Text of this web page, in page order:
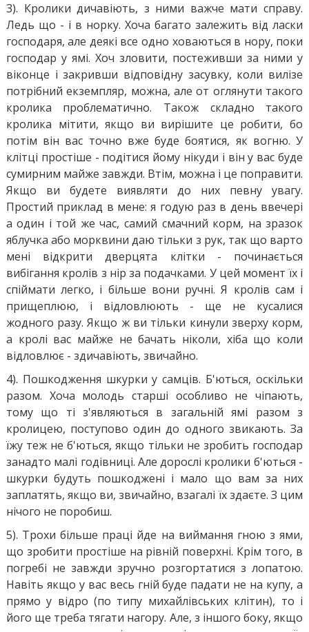
3). Кролики дичавіють, з ними важче мати справу.
Ледь що - і в норку. Хоча багато залежить від ласки
господаря, але деякі все одно ховаються в нору, поки
господар у ямі. Хоч зловити, постеживши за ними у
віконце і закривши відповідну засувку, коли вилізе
потрібний екземпляр, можна, але от оглянути такого
кролика проблематично. Також складно такого
кролика мітити, якщо ви вирішите це робити, бо
потім він вас точно вже буде боятися, як вогню. У
клітці простіше - подітися йому нікуди і він у вас буде
сумирним майже завжди. Втім, можна і це поправити.
Якщо ви будете виявляти до них певну увагу.
Простий приклад в мене: я годую раз в день ввечері
а один і той же час, самий смачний корм, на зразок
яблучка або морквини даю тільки з рук, так що варто
мені відкрити дверцята клітки - починається
вибігання кролів з нір за подачками. У цей момент їх і
спіймати легко, і більше вони ручні. Я кролів сам і
прищеплюю, і відловлюють - ще не кусалися
жодного разу. Якщо ж ви тільки кинули зверху корм,
а кролі вас майже не бачать ніколи, хіба що коли
відловлює - здичавіють, звичайно.
4). Пошкодження шкурки у самців. Б'ються, оскільки
разом. Хоча молодь старші особливо не чіпають,
тому що ті з'являються в загальній ямі разом з
кролицею, поступово один до одного звикають. За
їжу теж не б'ються, якщо тільки не зробить господар
занадто малі годівниці. Але дорослі кролики б'ються -
шкурки будуть пошкоджені і мало що вам за них
заплатять, якщо ви, звичайно, взагалі їх здаєте. З цим
нічого не поробиш.
5). Трохи більше праці йде на виймання гною з ями,
що зробити простіше на рівній поверхні. Крім того, в
погребі не завжди зручно розгортатися з лопатою.
Навіть якщо у вас весь гній буде падати не на купу, а
прямо у відро (по типу михайлівських клітин), то і
його ще треба тягати нагору. Але, з іншого боку, якщо